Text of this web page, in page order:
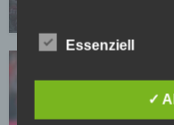
technische
Stand der Technik, um
werden und um damit
Daten gegen zufällige
Manipulationen,
Essenziell
✓